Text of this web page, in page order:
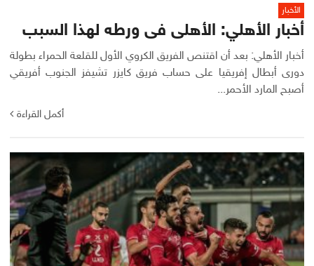
الأخبار
أخبار الأهلي: الأهلى فى ورطه لهذا السبب
أخبار الأهلي: بعد أن اقتنص الفريق الكروي الأول للقلعة الحمراء بطولة
دورى أبطال إفريقيا على حساب فريق كايزر تشيفز الجنوب أفريقي
أصبح المارد الأحمر...
أكمل القراءة